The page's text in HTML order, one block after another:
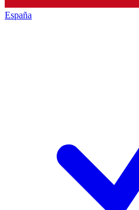
España